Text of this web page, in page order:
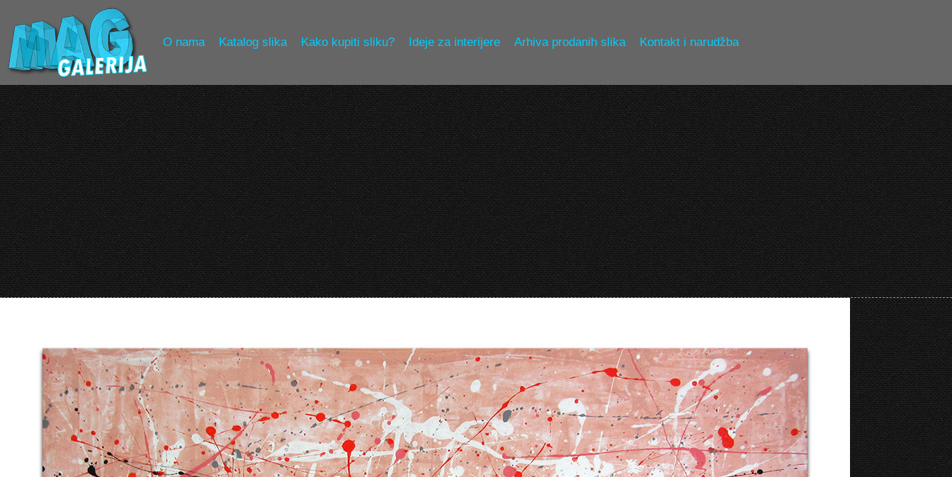
O nama Katalog slika Kako kupiti sliku? Ideje za interijere Arhiva prodanih slika Kontakt i narudžba